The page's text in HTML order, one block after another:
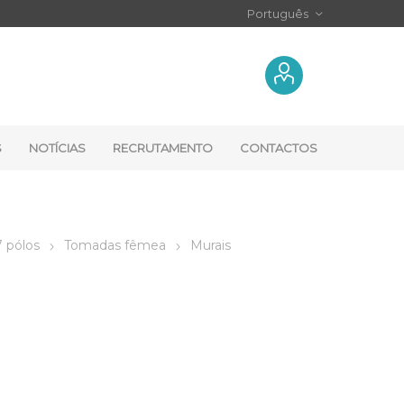
NOTÍCIAS RECRUTAMENTO CONTACTOS
pólos Tomadas fêmea Murais